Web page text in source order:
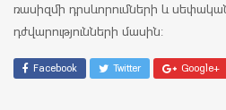
ռասիզմի դրսևորումների և
դժվարությունների մասին:
Facebook Twitter Google+